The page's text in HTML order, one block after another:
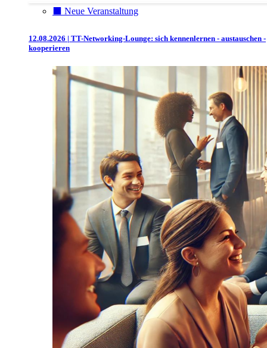
⬛️ Neue Veranstaltung
12.08.2026 | TT-Networking-Lounge: sich kennenlernen - austauschen -
kooperieren